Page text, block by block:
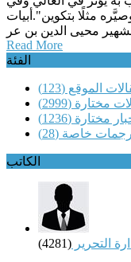
مثلًا بتكوين".أبيات
Read More
الفئة
الموقع (123)
مختارة (2999)
مختارة (1236)
خاصة (28)
الكاتب
التحرير (4281)